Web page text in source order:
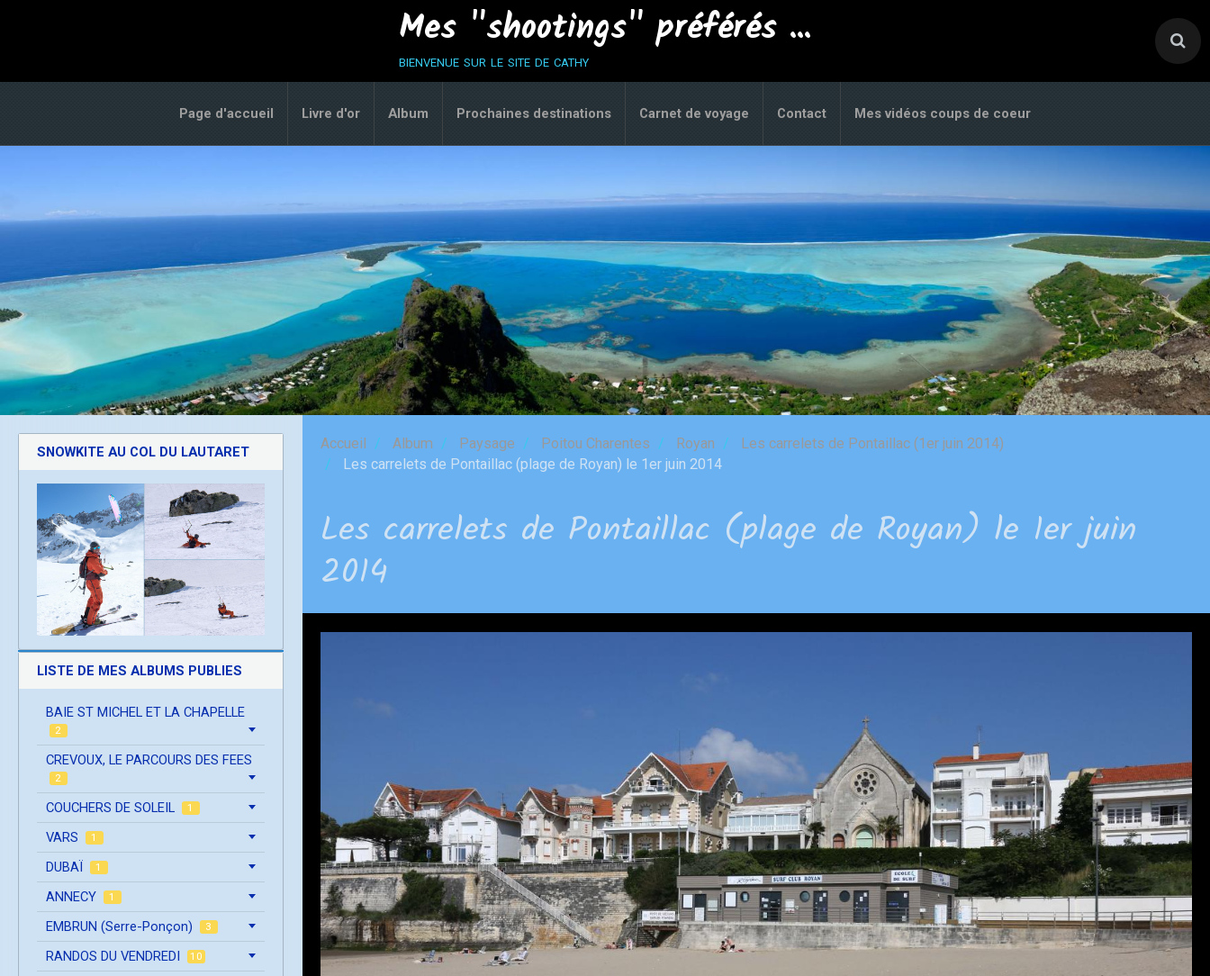
Mes "shootings" préférés ...
bienvenue sur le site de cathy
Page d'accueil Livre d'or Album Prochaines destinations Carnet de voyage Contact Mes vidéos coups de coeur
Accueil Album Paysage Poitou Charentes Royan
Les carrelets de Pontaillac (1er juin 2014)
Les carrelets de Pontaillac (plage de Royan) le 1er juin 2014
Les carrelets de Pontaillac (plage de Royan) le 1er juin
2014
SNOWKITE AU COL DU LAUTARET
LISTE DE MES ALBUMS PUBLIES
BAIE ST MICHEL ET LA CHAPELLE
2
CREVOUX, LE PARCOURS DES FEES
2
COUCHERS DE SOLEIL 1
VARS 1
DUBAÏ 1
ANNECY 1
EMBRUN (Serre-Ponçon) 3
RANDOS DU VENDREDI 10